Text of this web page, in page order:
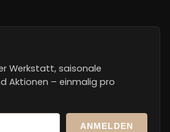
Werkstatt, saisonale
Aktionen – einmalig pro
ANMELDEN